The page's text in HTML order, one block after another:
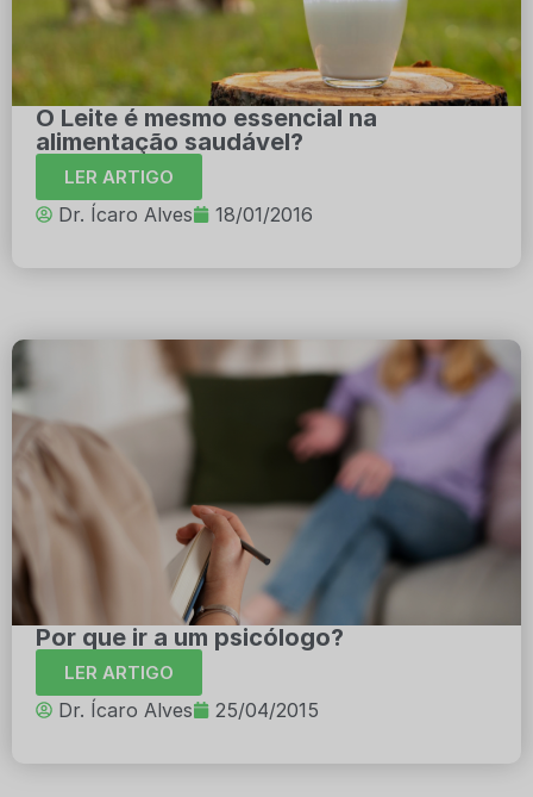
O Leite é mesmo essencial na
alimentação saudável?
LER ARTIGO
Dr. Ícaro Alves 18/01/2016
Por que ir a um psicólogo?
LER ARTIGO
Dr. Ícaro Alves 25/04/2015